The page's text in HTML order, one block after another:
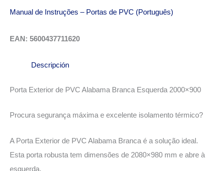
Manual de Instruções – Portas de PVC (Português)
EAN: 5600437711620
Descripción
Porta Exterior de PVC Alabama Branca Esquerda 2000×900
Procura segurança máxima e excelente isolamento térmico?
A Porta Exterior de PVC Alabama Branca é a solução ideal.
Esta porta robusta tem dimensões de 2080×980 mm e abre à
esquerda.